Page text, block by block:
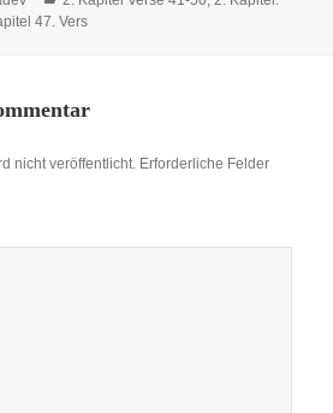
47. Vers
nicht veröffentlicht. Erforderliche Felder